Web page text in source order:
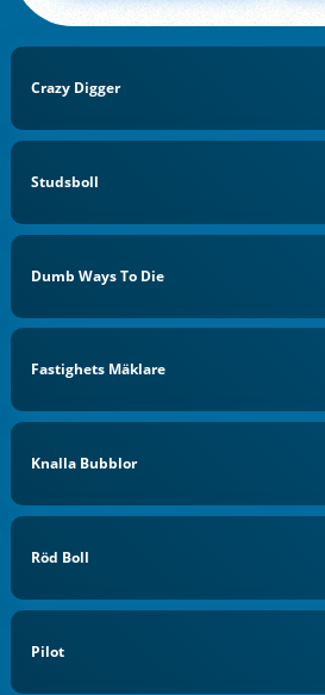
Crazy Digger
Studsboll
Dumb Ways To Die
Fastighets Mäklare
Knalla Bubblor
Röd Boll
Pilot